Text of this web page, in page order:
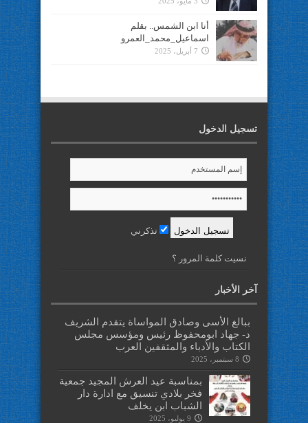
أنا ابن الشمس.. بقلم
اسماعيل_محمد_العمرو
7 أبريل، 2025
تسجيل الدخول
تذكرني
نسيت كلمة المرور ؟
آخر الأخبار
ببالغ الأسى وصادق المواساة يتقدم الشريف
د- جهاد ابومحفوظ رئيس ومؤسس مجلس
الكتاب والأدباء والمثقفين العرب
8 سبتمبر، 2025
بمناسبة عيد العرش المجيد جمعية
فخر بلادي تنسيق مع ادارة دار
الشباب ابن يخلف
9 يوليو، 2025